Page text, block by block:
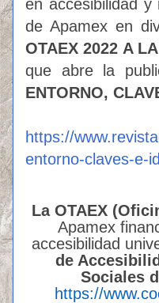
en accesibilidad
de Apamex en
OTAEX 2022 A
que abre la
ENTORNO,
https://
entorno-claves-e-
La OTAEX
Apamex
accesibilidad
de
Sociales
https://